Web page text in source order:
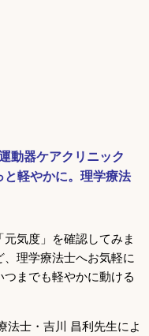
動器ケアクリニック
と軽やかに。理学療法
気度」を確認してみま
理学療法士へお気軽に
までも軽やかに動ける
法士・吉川 昌利先生によ